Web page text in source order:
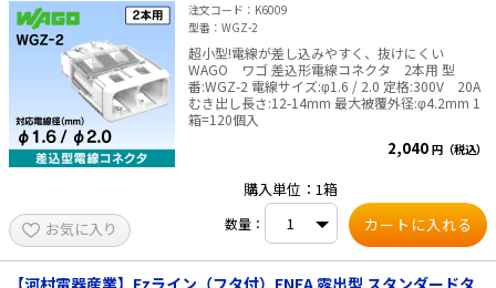
注文コード
K6009
型番
WGZ-2
超小型!電線が差し込みやすく、抜けにくい
WAGO ワゴ 差込形電線コネクタ 2本用 型
番:WGZ-2 電線サイズ:φ1.6 / 2.0 定格:300V 20A
むき出し長さ:12-14mm 最大被覆外径:φ4.2mm 1
箱=120個入
2,040 円（税込）
お気に入り
購入単位：1箱
数量：